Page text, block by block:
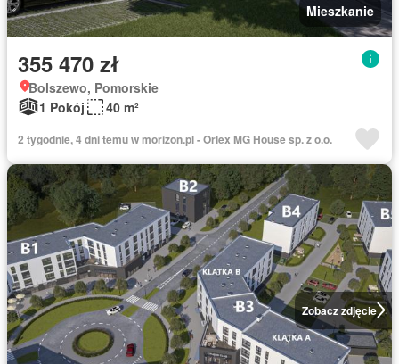
Mieszkanie
355 470 zł
Bolszewo, Pomorskie
1 Pokój
40 m²
2 tygodnie, 4 dni temu w morizon.pl - Orlex MG House sp. z o.o.
Zobacz zdjęcie